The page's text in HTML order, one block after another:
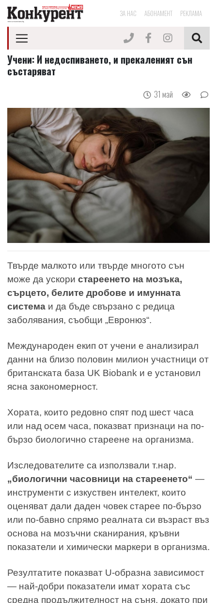
ЗА НАС АБОНАМЕНТ РЕКЛАМА
Учени: И недоспиването, и прекаленият сън
състаряват
31 май
Твърде малкото или твърде многото сън
може да ускори стареенето на мозъка,
сърцето, белите дробове и имунната
система и да бъде свързано с редица
заболявания, съобщи „Евронюз“.
Международен екип от учени е анализирал
данни на близо половин милион участници от
британската база UK Biobank и е установил
ясна закономерност.
Хората, които редовно спят под шест часа
или над осем часа, показват признаци на по-
бързо биологично стареене на организма.
Изследователите са използвали т.нар.
„биологични часовници на стареенето“ —
инструменти с изкуствен интелект, които
оценяват дали даден човек старее по-бързо
или по-бавно спрямо реалната си възраст въз
основа на мозъчни сканирания, кръвни
показатели и химически маркери в организма.
Резултатите показват U-образна зависимост
— най-добри показатели имат хората със
средна продължителност на съня, докато при